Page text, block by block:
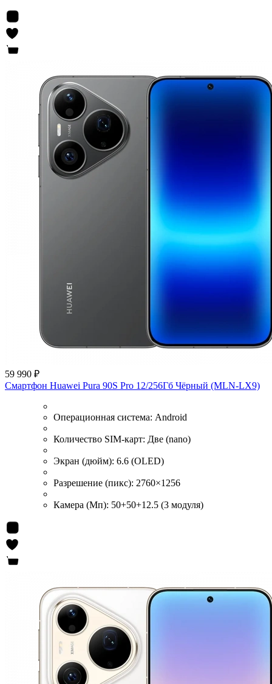
59 990 ₽
Смартфон Huawei Pura 90S Pro 12/256Гб Чёрный (MLN-LX9)
Операционная система: Android
Количество SIM-карт: Две (nano)
Экран (дюйм): 6.6 (OLED)
Разрешение (пикс): 2760×1256
Камера (Мп): 50+50+12.5 (3 модуля)